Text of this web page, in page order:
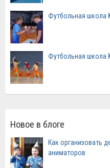
Футбольная школа
Футбольная школа
Новое в блоге
Как организовать
аниматоров